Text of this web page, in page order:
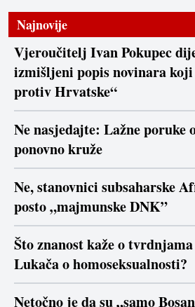
Najnovije
Vjeroučitelj Ivan Pokupec
izmišljeni popis novinara koji
protiv Hrvatske“
Ne nasjedajte: Lažne poruke
ponovno kruže
Ne, stanovnici subsaharske
posto „majmunske DNK”
Što znanost kaže o
Lukača o homoseksualnosti?
Netočno je da su „samo